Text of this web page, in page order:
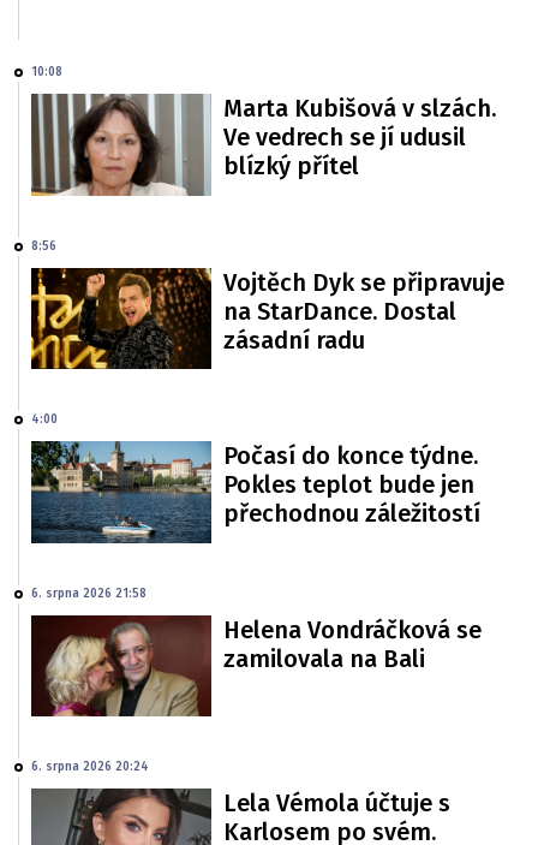
10:08
Marta Kubišová v slzách.
Ve vedrech se jí udusil
blízký přítel
8:56
Vojtěch Dyk se připravuje
na StarDance. Dostal
zásadní radu
4:00
Počasí do konce týdne.
Pokles teplot bude jen
přechodnou záležitostí
6. srpna 2026 21:58
Helena Vondráčková se
zamilovala na Bali
6. srpna 2026 20:24
Lela Vémola účtuje s
Karlosem po svém.